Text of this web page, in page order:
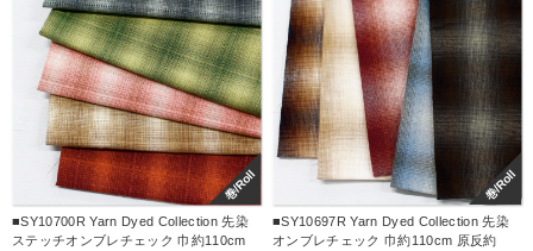
巻/Roll
■SY10700R Yarn Dyed Collection 先染
ステッチオンブレチェック 巾約110cm
巻/Roll
■SY10697R Yarn Dyed Collection 先染
オンブレチェック 巾約110cm 原反約